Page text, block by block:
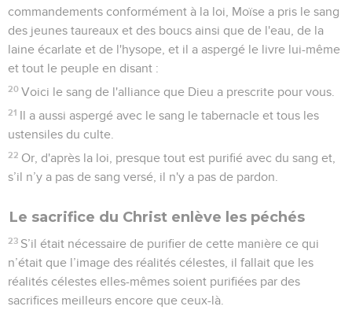
commandements conformément à la loi, Moïse a pris le sang
des jeunes taureaux et des boucs ainsi que de l'eau, de la
laine écarlate et de l'hysope, et il a aspergé le livre lui-même
et tout le peuple en disant :
20 Voici le sang de l'alliance que Dieu a prescrite pour vous.
21 Il a aussi aspergé avec le sang le tabernacle et tous les
ustensiles du culte.
22 Or, d'après la loi, presque tout est purifié avec du sang et,
s’il n’y a pas de sang versé, il n'y a pas de pardon.
Le sacrifice du Christ enlève les péchés
23 S’il était nécessaire de purifier de cette manière ce qui
n’était que l’image des réalités célestes, il fallait que les
réalités célestes elles-mêmes soient purifiées par des
sacrifices meilleurs encore que ceux-là.